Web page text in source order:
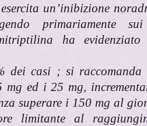
un’inibizione
primariamente
ha
dei casi ; si raccomanda
mg ed i 25 mg,
superare i 150 mg al
limitante al